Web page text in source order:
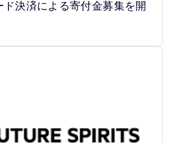
ド決済による寄付金募集を開